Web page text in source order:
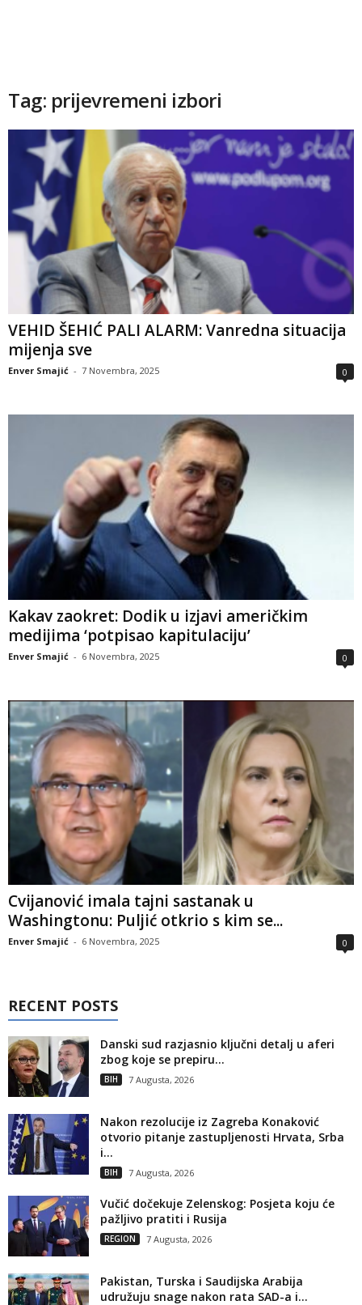
Tag: prijevremeni izbori
VEHID ŠEHIĆ PALI ALARM: Vanredna situacija
mijenja sve
Enver Smajić - 7 Novembra, 2025 0
Kakav zaokret: Dodik u izjavi američkim
medijima ‘potpisao kapitulaciju’
Enver Smajić - 6 Novembra, 2025 0
Cvijanović imala tajni sastanak u
Washingtonu: Puljić otkrio s kim se...
Enver Smajić - 6 Novembra, 2025 0
RECENT POSTS
Danski sud razjasnio ključni detalj u aferi
zbog koje se prepiru...
BIH 7 Augusta, 2026
Nakon rezolucije iz Zagreba Konaković
otvorio pitanje zastupljenosti Hrvata, Srba
i...
BIH 7 Augusta, 2026
Vučić dočekuje Zelenskog: Posjeta koju će
pažljivo pratiti i Rusija
REGION 7 Augusta, 2026
Pakistan, Turska i Saudijska Arabija
udružuju snage nakon rata SAD-a i...